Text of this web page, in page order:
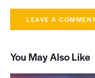
You May Also Like